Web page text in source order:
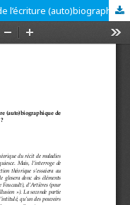
«Biopolitique», «clinique», «illusion» de l’écriture (auto)biographique de la maladie : ce que peut pourtant encore un récit ?